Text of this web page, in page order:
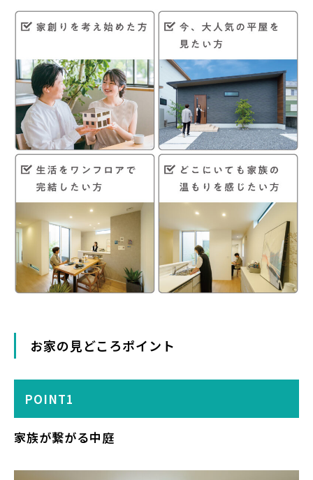
お家の見どころポイント
POINT1
家族が繋がる中庭